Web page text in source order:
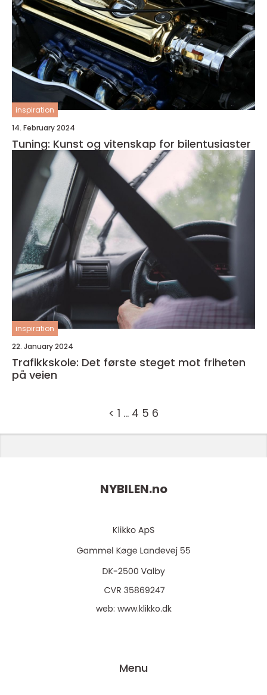
inspiration
14. February 2024
Tuning: Kunst og vitenskap for bilentusiaster
inspiration
22. January 2024
Trafikkskole: Det første steget mot friheten
på veien
< 1 … 4 5 6
NYBILEN.no
web: www.klikko.dk
Menu